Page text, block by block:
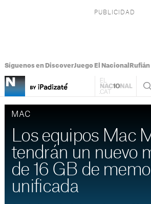
Síguenos en DiscoverJuego El Nacional
MAC
Los equipos Mac
tendrán un nuevo
de 16 GB de
unificada